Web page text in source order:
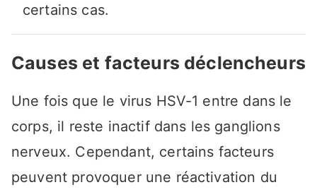
certains cas.
Causes et facteurs déclencheurs
Une fois que le virus HSV-1 entre dans le
corps, il reste inactif dans les ganglions
nerveux. Cependant, certains facteurs
peuvent provoquer une réactivation du